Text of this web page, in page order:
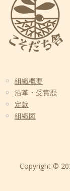
組織概要
沿革・受賞歴
定款
組織図
Copyright ©